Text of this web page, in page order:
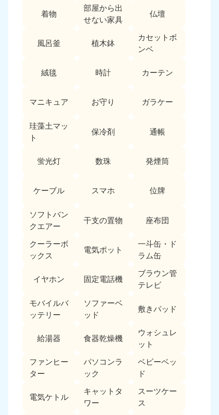
着物
部屋から出
せない家具
仏壇
風呂釜 植木鉢
カセットボ
ンベ
絨毯 時計 カーテン
マニキュア お守り ガラケー
珪藻土マッ
ト
保冷剤 通帳
蛍光灯 数珠 発煙筒
ケーブル スマホ 位牌
ソフトバン
クエアー
干支の置物 座布団
クーラーボ
ックス
電気ポット
一斗缶・ド
ラム缶
イヤホン 固定電話機
ブラウン管
テレビ
モバイルバ
ッテリー
ソファーベ
ッド
敷きパッド
給湯器 食器乾燥機
ウォシュレ
ット
ファンヒー
ター
パソコンラ
ック
ベビーベッ
ド
電気ケトル
キャットタ
ワー
スーツケー
ス
四国
香川県
050-1880-9899
徳島県
050-1880-9898
9:00〜19:00 年中無休 9:00〜19:00 年中無休
9:00〜19:00 年中無休 9:00〜19:00 年中無休
長崎県
050-1880-9891
鹿児島県
050-1880-9889
大分県
050-1880-9893
9:00〜19:00 年中無休
050-1880-9890
9:00〜19:00 年中無休
050-1880-9892
沖縄県
050-1880-9887